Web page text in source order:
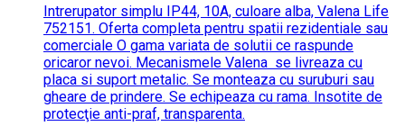
Intrerupator simplu IP44, 10A, culoare alba, Valena Life
752151. Oferta completa pentru spatii rezidentiale sau
comerciale O gama variata de solutii ce raspunde
oricaror nevoi. Mecanismele Valena se livreaza cu
placa si suport metalic. Se monteaza cu suruburi sau
gheare de prindere. Se echipeaza cu rama. Insotite de
protecţie anti-praf, transparenta.